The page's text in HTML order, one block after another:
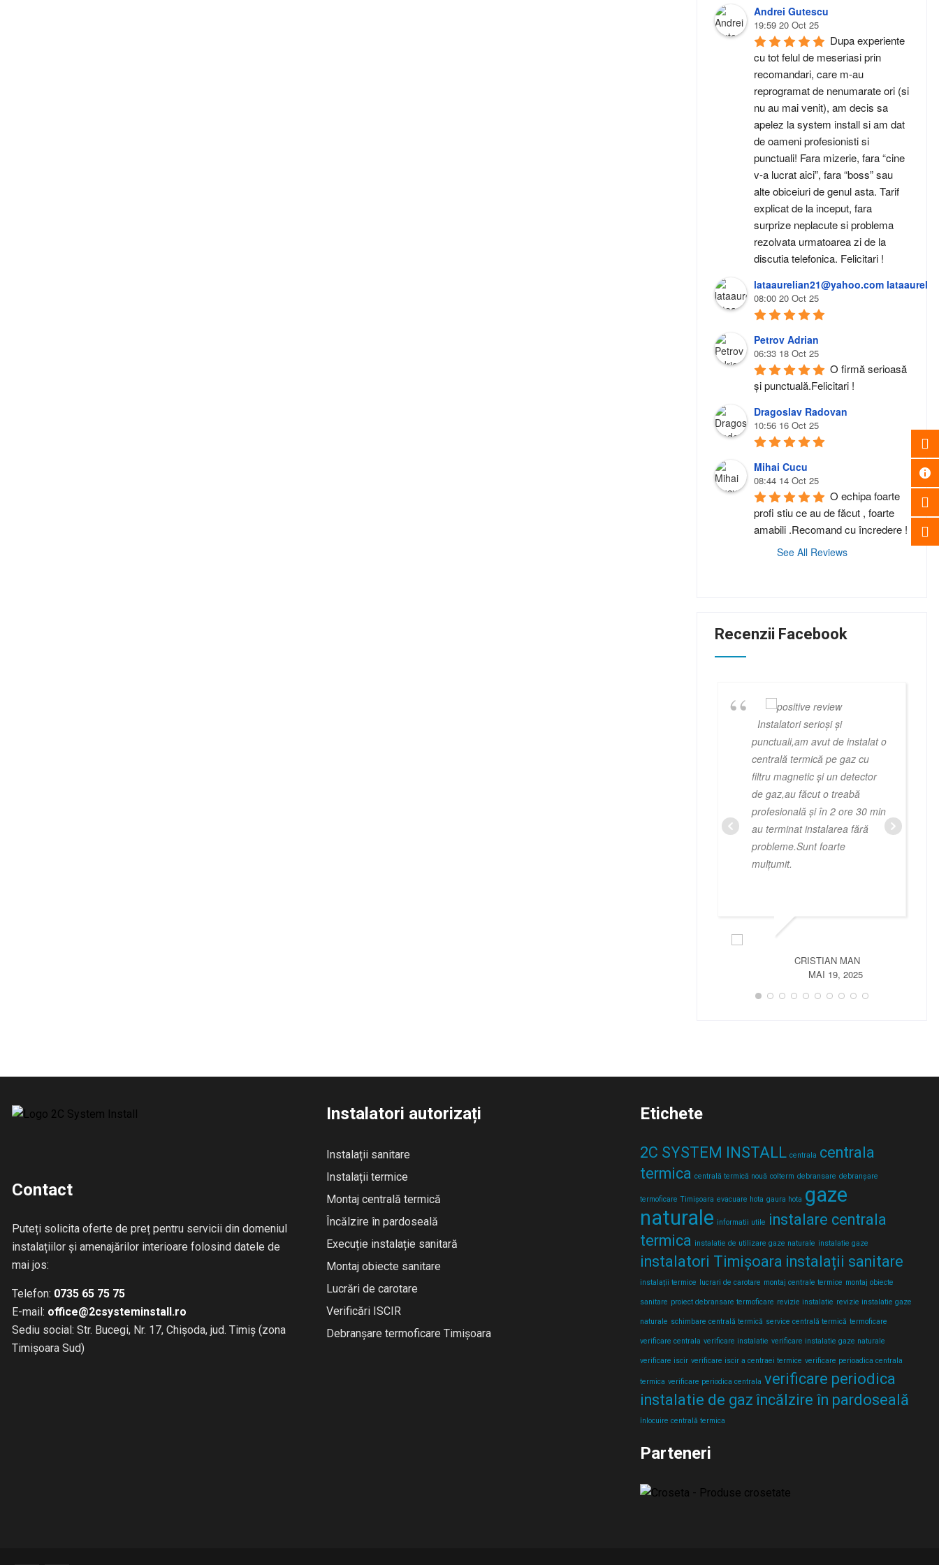
Andrei Gutescu
19:59 20 Oct 25
Dupa experiente
cu tot felul de meseriasi prin
recomandari, care m-au
reprogramat de nenumarate ori (si
nu au mai venit), am decis sa
apelez la system install si am dat
de oameni profesionisti si
punctuali! Fara mizerie, fara “cine
v-a lucrat aici”, fara “boss” sau
alte obiceiuri de genul asta. Tarif
explicat de la inceput, fara
surprize neplacute si problema
rezolvata urmatoarea zi de la
discutia telefonica. Felicitari !
lataaurelian21@yahoo.com
08:00 20 Oct 25
Petrov Adrian
06:33 18 Oct 25
O firmă serioasă
și punctuală.Felicitari !
Dragoslav Radovan
10:56 16 Oct 25
Mihai Cucu
08:44 14 Oct 25
O echipa foarte
profi stiu ce au de făcut , foarte
amabili .Recomand cu încredere !
See All Reviews
Recenzii Facebook
Instalatori serioși și
punctuali,am avut de instalat o
centrală termică pe gaz cu
filtru magnetic și un detector
de gaz,au făcut o treabă
profesională și în 2 ore 30 min
au terminat instalarea fără
probleme.Sunt foarte
mulțumit.
CRISTIAN MAN
MAI 19, 2025
Contact
Puteți solicita oferte de preț pentru servicii din domeniul
instalațiilor și amenajărilor interioare folosind datele de
mai jos:
Telefon: 0735 65 75 75
E-mail: office@2csysteminstall.ro
Sediu social: Str. Bucegi, Nr. 17, Chișoda, jud. Timiș (zona
Timișoara Sud)
Instalatori autorizați
Instalații sanitare
Instalații termice
Montaj centrală termică
Încălzire în pardoseală
Execuție instalație sanitară
Montaj obiecte sanitare
Lucrări de carotare
Verificări ISCIR
Debranșare termoficare Timișoara
Etichete
2C SYSTEM INSTALL centrala centrala
termica centrală termică nouă colterm debransare debranșare
termoficare Timișoara evacuare hota gaura hota gaze
naturale informatii utile instalare centrala
termica instalatie de utilizare gaze naturale instalatie gaze
instalatori Timișoara instalații sanitare
instalații termice lucrari de carotare montaj centrale termice montaj obiecte
sanitare proiect debransare termoficare revizie instalatie revizie instalatie gaze
naturale schimbare centrală termică service centrală termică termoficare
verificare centrala verificare instalatie verificare instalatie gaze naturale
verificare iscir verificare iscir a centraei termice verificare perioadica centrala
termica verificare periodica centrala verificare periodica
instalatie de gaz încălzire în pardoseală
înlocuire centrală termica
Parteneri